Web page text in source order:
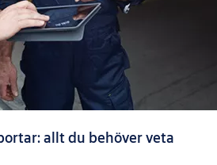
allt du behöver veta